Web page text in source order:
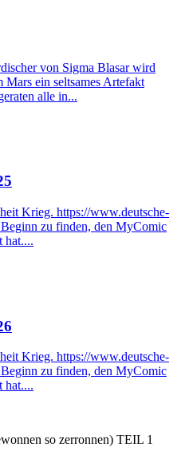
von Sigma Blasar wird
ein seltsames Artefakt
alle in...
Krieg. https://www.deutsche-
zu finden, den MyComic
hat....
Krieg. https://www.deutsche-
zu finden, den MyComic
hat....